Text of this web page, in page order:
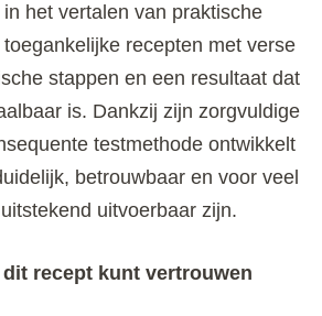
het vertalen van praktische
recepten met verse
stappen en een resultaat dat
is. Dankzij zijn zorgvuldige
testmethode ontwikkelt
betrouwbaar en voor veel
uitvoerbaar zijn.
dit recept kunt vertrouwen